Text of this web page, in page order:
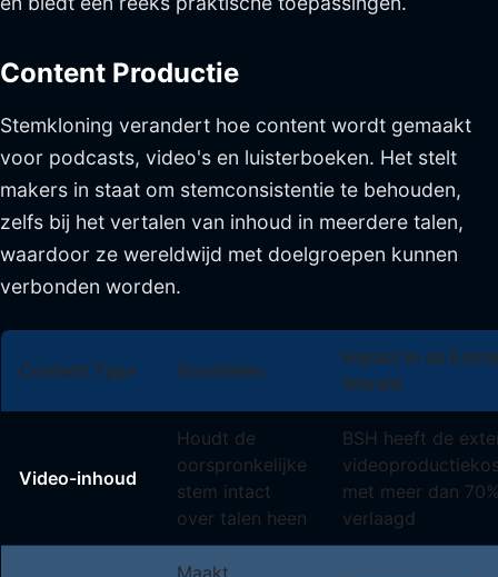
Content Productie
Stemkloning verandert hoe content wordt gemaakt
voor podcasts, video's en luisterboeken. Het stelt
makers in staat om stemconsistentie te behouden,
zelfs bij het vertalen van inhoud in meerdere talen,
waardoor ze wereldwijd met doelgroepen kunnen
verbonden worden.
Content Type Voordelen
Impact in de Echte
Wereld
Video-inhoud
Houdt de
oorspronkelijke
stem intact
over talen heen
BSH heeft de
met meer dan
verlaagd